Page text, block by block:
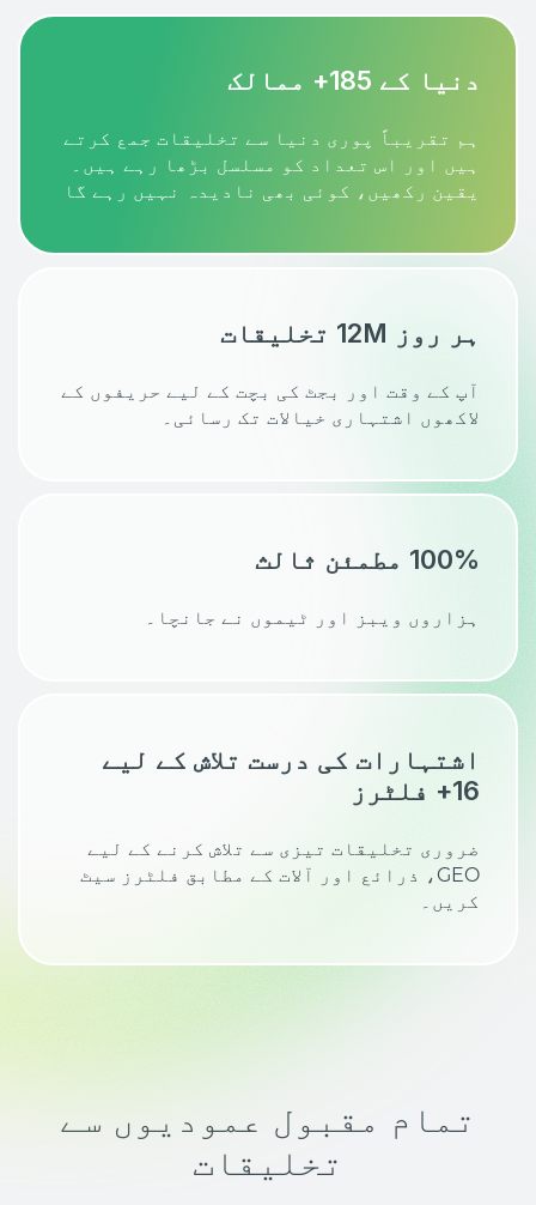
دنیا کے 185+ ممالک
ہم تقریباً پوری دنیا سے تخلیقات جمع کرتے
ہیں اور اس تعداد کو مسلسل بڑھا رہے ہیں۔
یقین رکھیں، کوئی بھی نادیدہ نہیں رہے گا
ہر روز 12M تخلیقات
آپ کے وقت اور بجٹ کی بچت کے لیے حریفوں کے
لاکھوں اشتہاری خیالات تک رسائی۔
100% مطمئن ثالث
ہزاروں ویبز اور ٹیموں نے جانچا۔
اشتہارات کی درست تلاش کے لیے
16+ فلٹرز
ضروری تخلیقات تیزی سے تلاش کرنے کے لیے
GEO، ذرائع اور آلات کے مطابق فلٹرز سیٹ
کریں۔
تمام مقبول عمودیوں سے
تخلیقات